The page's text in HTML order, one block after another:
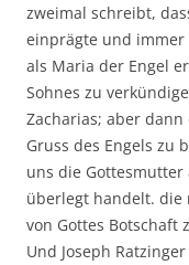
zweimal schreibt,
einprägte und
als Maria der Engel
Sohnes zu
Zacharias; aber
Gruss des Engels zu
uns die
überlegt handelt. die
von Gottes Botschaft
Und Joseph